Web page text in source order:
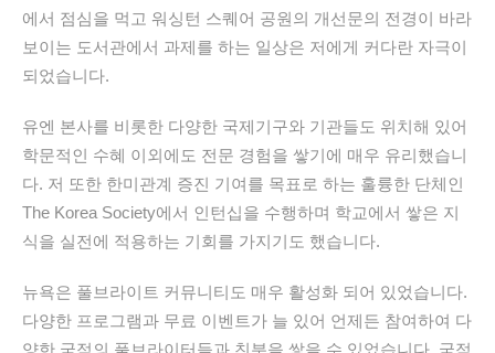
에서 점심을 먹고 워싱턴 스퀘어 공원의 개선문의 전경이 바라
보이는 도서관에서 과제를 하는 일상은 저에게 커다란 자극이
되었습니다.
유엔 본사를 비롯한 다양한 국제기구와 기관들도 위치해 있어
학문적인 수혜 이외에도 전문 경험을 쌓기에 매우 유리했습니
다. 저 또한 한미관계 증진 기여를 목표로 하는 훌륭한 단체인
The Korea Society에서 인턴십을 수행하며 학교에서 쌓은 지
식을 실전에 적용하는 기회를 가지기도 했습니다.
뉴욕은 풀브라이트 커뮤니티도 매우 활성화 되어 있었습니다.
다양한 프로그램과 무료 이벤트가 늘 있어 언제든 참여하여 다
양한 국적의 풀브라이터들과 친분을 쌓을 수 있었습니다. 국적